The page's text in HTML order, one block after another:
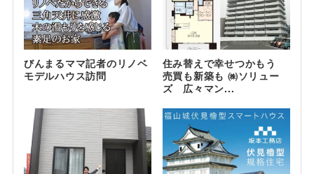
びんまるママ記者のリノベ
モデルハウス訪問
住み替えで幸せつかもう
売買も新築も ㈱ソリュー
ズ 広々マン...